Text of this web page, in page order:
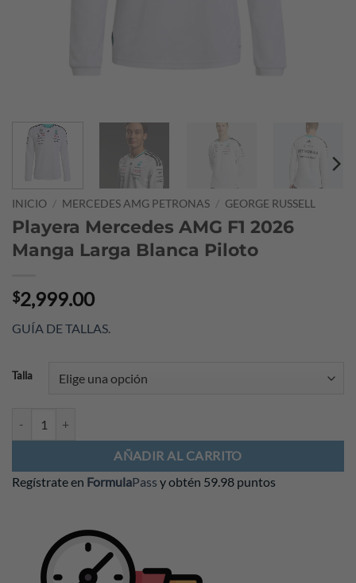
INICIO / MERCEDES AMG PETRONAS / GEORGE RUSSELL
Playera Mercedes AMG F1 2026
Manga Larga Blanca Piloto
$2,999.00
GUÍA DE TALLAS
Talla
AÑADIR AL CARRITO
Regístrate en FormulaPass y obtén 59.98 puntos